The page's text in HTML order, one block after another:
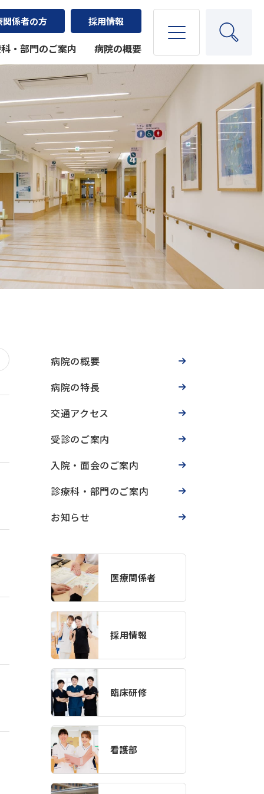
関係者の方 採用情報
・部門のご案内 病院の概要
病院の概要
病院の特長
交通アクセス
受診のご案内
入院・面会のご案内
診療科・部門のご案内
お知らせ
医療関係者
採用情報
臨床研修
看護部